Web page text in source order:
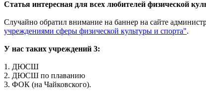
Статья интересная для всех любителей физической
Случайно обратил внимание на баннер на сайте
учреждениями сферы физической культуры и спорта".
У нас таких учреждений 3:
1. ДЮСШ
2. ДЮСШ по плаванию
3. ФОК (на Чайковского).